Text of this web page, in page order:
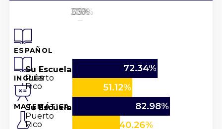
ESPAÑOL
INGLÉS
MATEMÁTICA
Su Escuela
Puerto
Rico
72.34%
51.12%
Su Escuela
Puerto
Rico
82.98%
40.26%
0%
25%
50%
75%
100%